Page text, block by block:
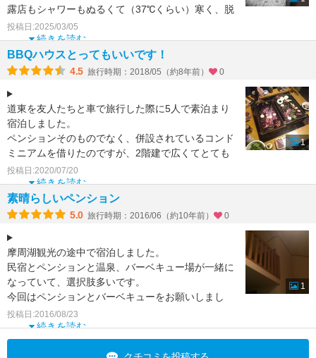
露店もシャワーもぬるくて（37℃くらい）寒く、脱
衣所が狭かったです。大浴場はまあまあだっ
続きを読む
投稿日:2025/03/05
BBQハウスとってもいいです！
4.5 旅行時期：2018/05（約8年前） 0
道東を友人たちと車で旅行した際に5人で素泊まり
宿泊しました。
ペンションそのものでなく、併設されているコンド
ミニアムを借りたのですが、2階建で広くてとても
快適！
ペンションに移動してそちらの温泉に
続きを読む
投稿日:2020/07/20
1
素晴らしいペンション
5.0 旅行時期：2016/06（約10年前） 0
摩周湖観光の途中で宿泊しました。
民宿とペンションと温泉、バーベキュー場が一緒に
なっていて、選択肢多いです。
今回はペンションとバーベキューをお願いしまし
た。近くにスーパーもあって、安く食材調達も可能
続きを読む
投稿日:2016/08/23
1